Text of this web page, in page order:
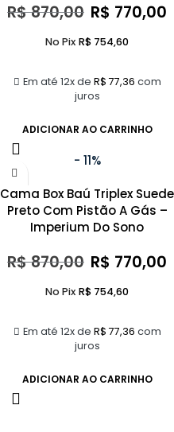
R$870,00 R$ 770,00
Em até 12x de R$ 77,36 com
juros
No Pix R$ 754,60
ADICIONAR AO CARRINHO
- 11%
Cama Box Baú Triplex Suede
Preto Com Pistão A Gás –
Imperium Do Sono
R$870,00 R$ 770,00
Em até 12x de R$ 77,36 com
juros
No Pix R$ 754,60
ADICIONAR AO CARRINHO